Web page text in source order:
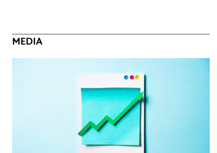
MEDIA